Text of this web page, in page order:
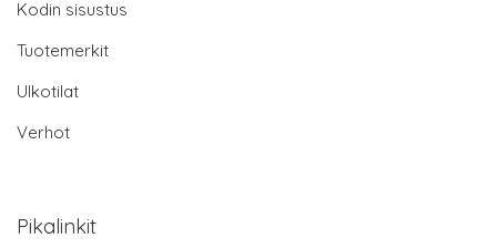
Kodin sisustus
Tuotemerkit
Ulkotilat
Verhot
Pikalinkit